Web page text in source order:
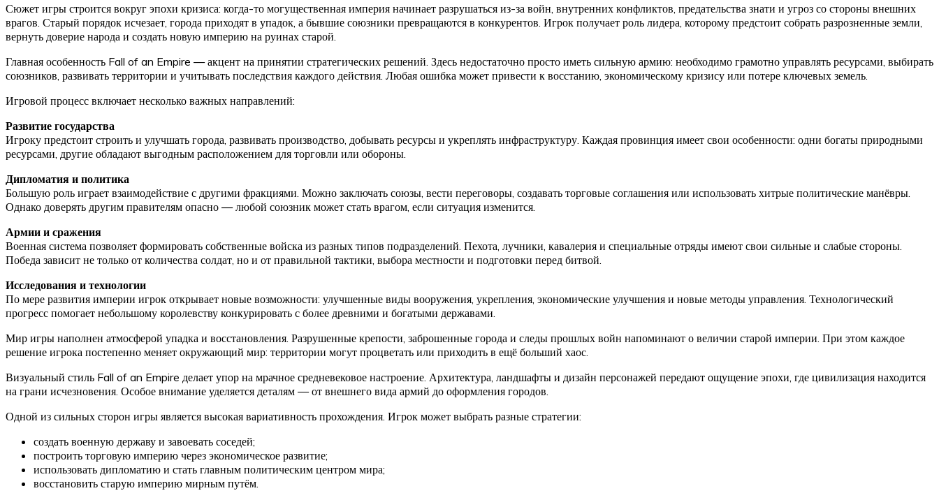
Сюжет игры строится вокруг эпохи кризиса: когда-то могущественная империя начинает разрушаться из-за войн, внутренних конфликтов, предательства знати и угроз со стороны внешних
врагов. Старый порядок исчезает, города приходят в упадок, а бывшие союзники превращаются в конкурентов. Игрок получает роль лидера, которому предстоит собрать разрозненные земли,
вернуть доверие народа и создать новую империю на руинах старой.
Главная особенность Fall of an Empire — акцент на принятии стратегических решений. Здесь недостаточно просто иметь сильную армию: необходимо грамотно управлять ресурсами, выбирать
союзников, развивать территории и учитывать последствия каждого действия. Любая ошибка может привести к восстанию, экономическому кризису или потере ключевых земель.
Игровой процесс включает несколько важных направлений:
Развитие государства
Игроку предстоит строить и улучшать города, развивать производство, добывать ресурсы и укреплять инфраструктуру. Каждая провинция имеет свои особенности: одни богаты природными
ресурсами, другие обладают выгодным расположением для торговли или обороны.
Дипломатия и политика
Большую роль играет взаимодействие с другими фракциями. Можно заключать союзы, вести переговоры, создавать торговые соглашения или использовать хитрые политические манёвры.
Однако доверять другим правителям опасно — любой союзник может стать врагом, если ситуация изменится.
Армии и сражения
Военная система позволяет формировать собственные войска из разных типов подразделений. Пехота, лучники, кавалерия и специальные отряды имеют свои сильные и слабые стороны.
Победа зависит не только от количества солдат, но и от правильной тактики, выбора местности и подготовки перед битвой.
Исследования и технологии
По мере развития империи игрок открывает новые возможности: улучшенные виды вооружения, укрепления, экономические улучшения и новые методы управления. Технологический
прогресс помогает небольшому королевству конкурировать с более древними и богатыми державами.
Мир игры наполнен атмосферой упадка и восстановления. Разрушенные крепости, заброшенные города и следы прошлых войн напоминают о величии старой империи. При этом каждое
решение игрока постепенно меняет окружающий мир: территории могут процветать или приходить в ещё больший хаос.
Визуальный стиль Fall of an Empire делает упор на мрачное средневековое настроение. Архитектура, ландшафты и дизайн персонажей передают ощущение эпохи, где цивилизация находится
на грани исчезновения. Особое внимание уделяется деталям — от внешнего вида армий до оформления городов.
Одной из сильных сторон игры является высокая вариативность прохождения. Игрок может выбрать разные стратегии:
создать военную державу и завоевать соседей;
построить торговую империю через экономическое развитие;
использовать дипломатию и стать главным политическим центром мира;
восстановить старую империю мирным путём.